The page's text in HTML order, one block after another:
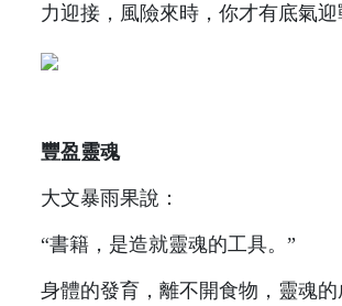
力迎接，風險來時，你才有底氣迎
豐盈靈魂
大文暴雨果說：
“書籍，是造就靈魂的工具。”
身體的發育，離不開食物，靈魂